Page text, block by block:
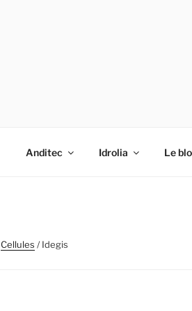
Anditec Idrolia Le
Cellules / Idegis